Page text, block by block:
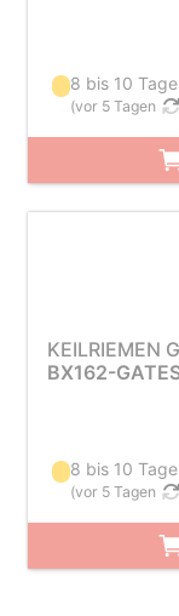
8 bis 10 Tage
(vor 5 Tagen
KEILRIEMEN
BX162-
8 bis 10 Tage
(vor 5 Tagen